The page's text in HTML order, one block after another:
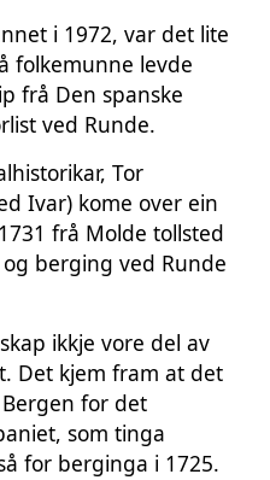
i 1972, var det lite
folkemunne levde
frå Den spanske
ved Runde.
Tor
Ivar) kome over ein
frå Molde tollsted
berging ved Runde
ikkje vore del av
Det kjem fram at det
for det
som tinga
for berginga i 1725.